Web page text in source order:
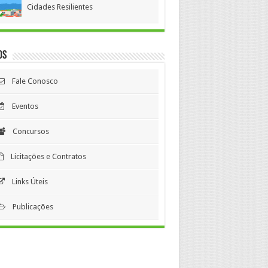
Cidades Resilientes
Fale Conosco
Eventos
Concursos
Licitações e Contratos
Links Úteis
Publicações